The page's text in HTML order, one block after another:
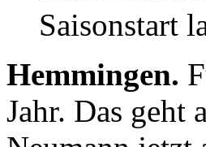
Saisonstart
Hemmingen.
Jahr. Das geht